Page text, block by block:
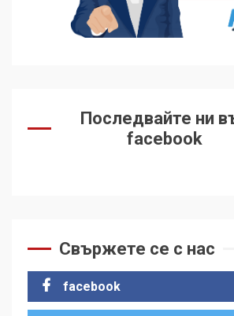
Последвайте ни
facebook
Свържете се с нас
facebook